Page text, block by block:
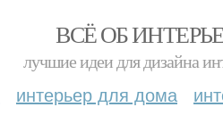
ВСЁ ОБ
лучшие идеи для дизайна
интерьер для дома